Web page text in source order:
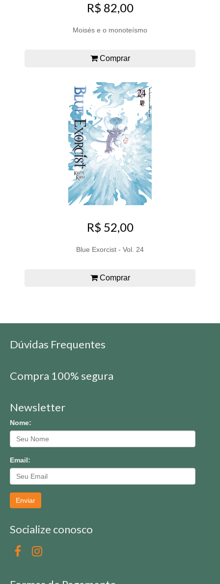
R$ 82,00
Moisés e o monoteísmo
Comprar
R$ 52,00
Blue Exorcist - Vol. 24
Comprar
Dúvidas Frequentes
Compra 100% segura
Newsletter
Nome:
Email:
Enviar
Socialize conosco